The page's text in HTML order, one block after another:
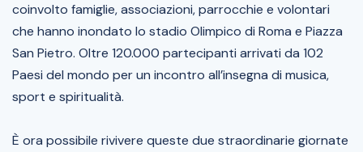
coinvolto famiglie, associazioni, parrocchie e volontari
che hanno inondato lo stadio Olimpico di Roma e Piazza
San Pietro. Oltre 120.000 partecipanti arrivati da 102
Paesi del mondo per un incontro all’insegna di musica,
sport e spiritualità.
È ora possibile rivivere queste due straordinarie giornate